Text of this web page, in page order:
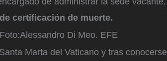
certificación de muerte.
Foto:Alessandro Di Meo. EFE
Marta del Vaticano y tras conocerse